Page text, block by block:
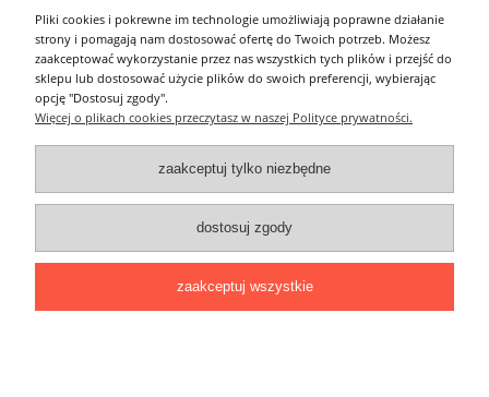
Informacje ogólne
Zakupy
Moje konto
Pozostałe
Łatwy dojazd z Sopotu, Gdańska i Gdyni - przekonaj się i kup również na
miejscu!
ONELED, ul. Kasprowicza 4, 83-000 Pruszcz Gdański
e-mail: biuro@oneled.pl | tel.: 511-711-113 | tel.: 511-115-157 | tel.: 511-711-
Pliki cookies i pokrewne im technologie umożliwiają poprawne działanie
strony i pomagają nam dostosować ofertę do Twoich potrzeb. Możesz
zaakceptować wykorzystanie przez nas wszystkich tych plików i przejść do
sklepu lub dostosować użycie plików do swoich preferencji, wybierając
opcję "Dostosuj zgody".
Więcej o plikach cookies przeczytasz w naszej Polityce prywatności.
zaakceptuj tylko niezbędne
dostosuj zgody
zaakceptuj wszystkie